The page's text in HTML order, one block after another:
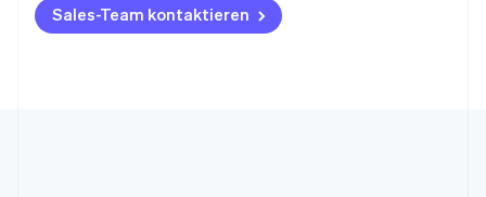
Sales-Team kontaktieren
Belgien
NederlandsFrançaisDeutschEnglish